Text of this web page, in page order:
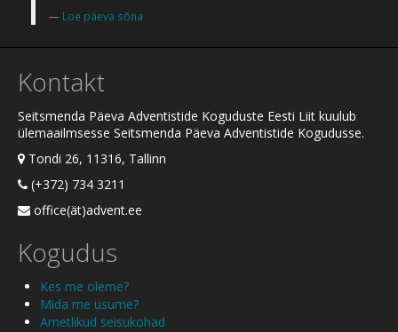
Loe päeva sõna
Kontakt
Seitsmenda Päeva Adventistide Koguduste Eesti Liit kuulub
ülemaailmsesse Seitsmenda Päeva Adventistide Kogudusse.
Tondi 26, 11316, Tallinn
(+372) 734 3211
office(ät)advent.ee
Kogudus
Kes me oleme?
Mida me usume?
Ametlikud seisukohad